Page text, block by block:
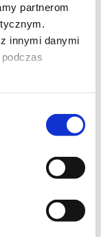
partnerom
innymi danymi